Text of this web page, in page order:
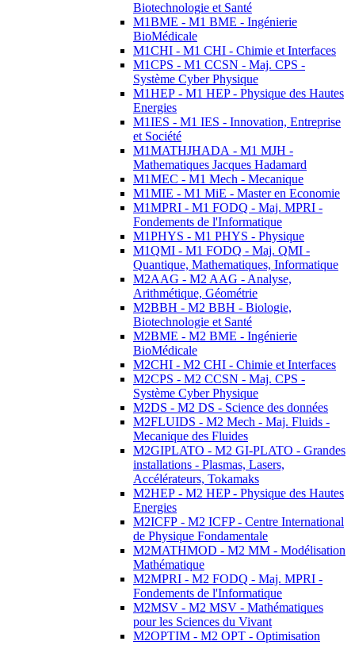
Biotechnologie et Santé
M1BME - M1 BME - Ingénierie
BioMédicale
M1CHI - M1 CHI - Chimie et Interfaces
M1CPS - M1 CCSN - Maj. CPS -
Système Cyber Physique
M1HEP - M1 HEP - Physique des Hautes
Energies
M1IES - M1 IES - Innovation, Entreprise
et Société
M1MATHJHADA - M1 MJH -
Mathematiques Jacques Hadamard
M1MEC - M1 Mech - Mecanique
M1MIE - M1 MiE - Master en Economie
M1MPRI - M1 FODQ - Maj. MPRI -
Fondements de l'Informatique
M1PHYS - M1 PHYS - Physique
M1QMI - M1 FODQ - Maj. QMI -
Quantique, Mathematiques, Informatique
M2AAG - M2 AAG - Analyse,
Arithmétique, Géométrie
M2BBH - M2 BBH - Biologie,
Biotechnologie et Santé
M2BME - M2 BME - Ingénierie
BioMédicale
M2CHI - M2 CHI - Chimie et Interfaces
M2CPS - M2 CCSN - Maj. CPS -
Système Cyber Physique
M2DS - M2 DS - Science des données
M2FLUIDS - M2 Mech - Maj. Fluids -
Mecanique des Fluides
M2GIPLATO - M2 GI-PLATO - Grandes
installations - Plasmas, Lasers,
Accélérateurs, Tokamaks
M2HEP - M2 HEP - Physique des Hautes
Energies
M2ICFP - M2 ICFP - Centre International
de Physique Fondamentale
M2MATHMOD - M2 MM - Modélisation
Mathématique
M2MPRI - M2 FODQ - Maj. MPRI -
Fondements de l'Informatique
M2MSV - M2 MSV - Mathématiques
pour les Sciences du Vivant
M2OPTIM - M2 OPT - Optimisation